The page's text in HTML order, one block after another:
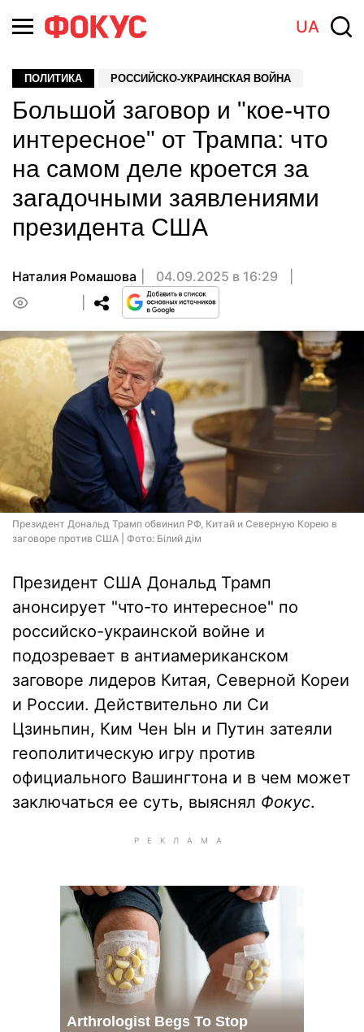
UA
ПОЛИТИКА РОССИЙСКО-УКРАИНСКАЯ ВОЙНА
Большой заговор и "кое-что
интересное" от Трампа: что
на самом деле кроется за
загадочными заявлениями
президента США
Наталия Ромашова
04.09.2025 в 16:29
Президент Дональд Трамп обвинил РФ, Китай и Северную Корею в
заговоре против США | Фото: Білий дім
Президент США Дональд Трамп
анонсирует "что-то интересное" по
российско-украинской войне и
подозревает в антиамериканском
заговоре лидеров Китая, Северной Кореи
и России. Действительно ли Си
Цзиньпин, Ким Чен Ын и Путин затеяли
геополитическую игру против
официального Вашингтона и в чем может
заключаться ее суть, выяснял Фокус.